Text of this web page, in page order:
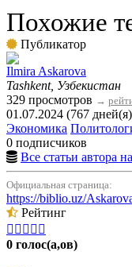
Похожие
Публикатор
Ilmira Askarova
Tashkent, Узбекистан
329 просмотров →
01.07.2024 (767
Экономика
0 подписчиков
Все статьи автора
Официальная страница:
https://biblio.uz/
Рейтинг
    
0 голос(а,ов)